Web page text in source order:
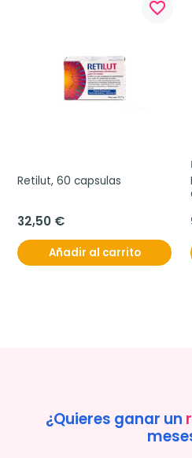
favorite_border
Retilut, 60 capsulas
32,50 €
Añadir al carrito
¿Quieres ganar un